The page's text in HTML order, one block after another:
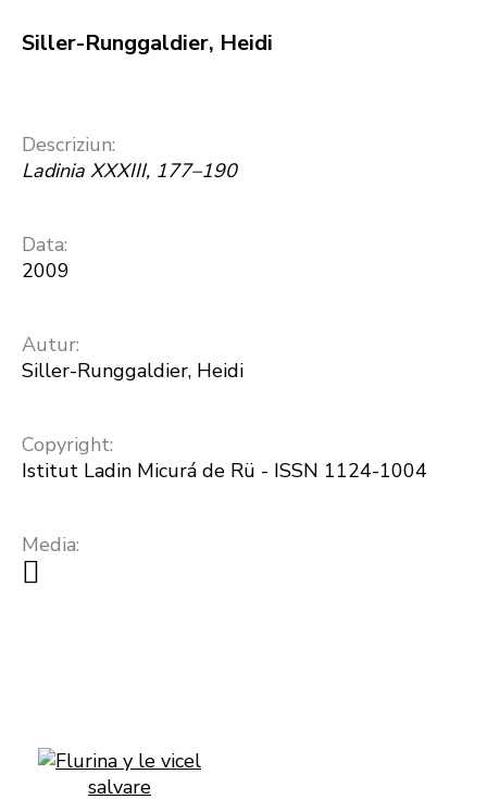
Siller-Runggaldier, Heidi
Descriziun:
Ladinia XXXIII, 177–190
Data:
2009
Autur:
Siller-Runggaldier, Heidi
Copyright:
Istitut Ladin Micurá de Rü - ISSN 1124-1004
Media: